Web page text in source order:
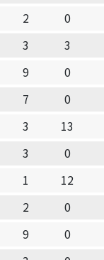
2 0
3 3
9 0
7 0
3 13
3 0
1 12
2 0
9 0